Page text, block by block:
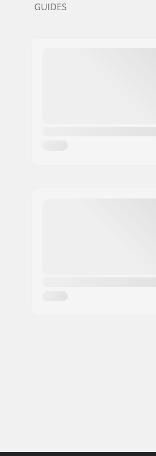
GUIDES